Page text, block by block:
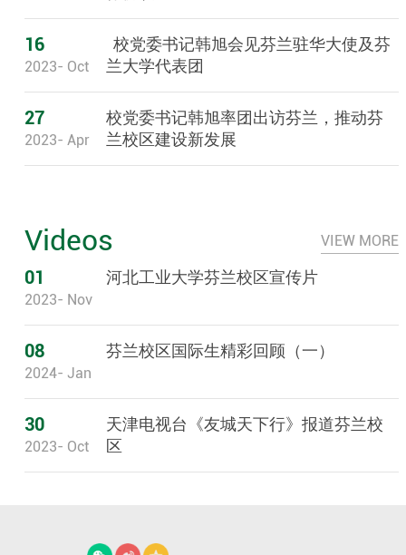
16
2023- Oct
校党委书记韩旭会见芬兰驻华大使及芬
兰大学代表团
27
2023- Apr
校党委书记韩旭率团出访芬兰，推动芬
兰校区建设新发展
Videos VIEW MORE
01
2023- Nov
河北工业大学芬兰校区宣传片
08
2024- Jan
芬兰校区国际生精彩回顾（一）
30
2023- Oct
天津电视台《友城天下行》报道芬兰校
区